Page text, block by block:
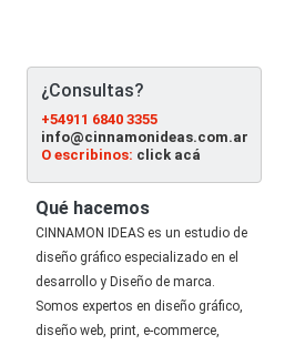
¿Consultas?
+54911 6840 3355
info@cinnamonideas.com.ar
O escribinos: click acá
Qué hacemos
CINNAMON IDEAS es un estudio de
diseño gráfico especializado en el
desarrollo y Diseño de marca.
Somos expertos en diseño gráfico,
diseño web, print, e-commerce,